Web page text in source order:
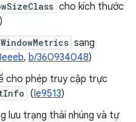
cho kích thước
)
WindowMetrics sang
, b/360934048)
cho phép truy cập trực
(Ie9513)
lưu trạng thái nhúng và tự